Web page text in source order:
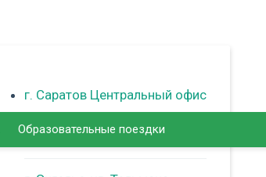
г. Саратов Центральный офис
г. Балаково
Образовательные поездки